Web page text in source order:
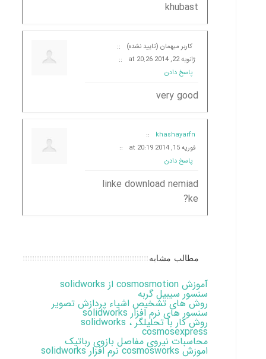
khubast
کاربر میهمان (تایید نشده)
ژانویه 22, 2014 at 20:26
پاسخ دادن
very good
khashayarfn
فوریه 15, 2014 at 20:19
پاسخ دادن
linke download nemiad
ke?
مطالب مشابه
آموزش cosmosmotion از solidworks
سنسور سیبیل گربه
روش های تشخیص اشیاء پردازش تصویر
سنسور های نرم افزار solidworks
روش کار با تحلیلگر solidworks ،
cosmosexpress
محاسبات نیروی مفاصل بازوی رباتیک
اموزش cosmosworks نرم افزار solidworks